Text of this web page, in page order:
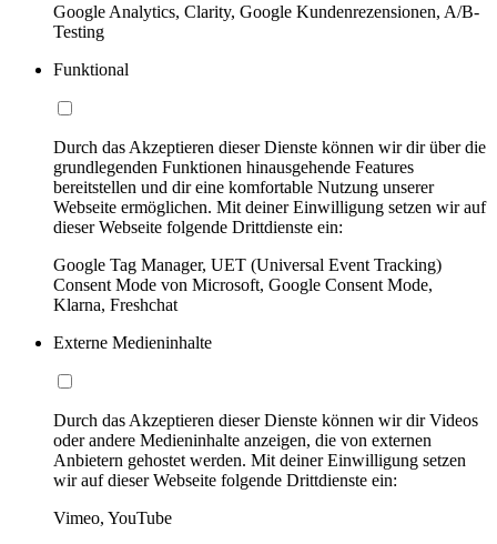
Google Analytics, Clarity, Google Kundenrezensionen, A/B-
Testing
Funktional
Durch das Akzeptieren dieser Dienste können wir dir über die
grundlegenden Funktionen hinausgehende Features
bereitstellen und dir eine komfortable Nutzung unserer
Webseite ermöglichen. Mit deiner Einwilligung setzen wir auf
dieser Webseite folgende Drittdienste ein:
Google Tag Manager, UET (Universal Event Tracking)
Consent Mode von Microsoft, Google Consent Mode,
Klarna, Freshchat
Externe Medieninhalte
Durch das Akzeptieren dieser Dienste können wir dir Videos
oder andere Medieninhalte anzeigen, die von externen
Anbietern gehostet werden. Mit deiner Einwilligung setzen
wir auf dieser Webseite folgende Drittdienste ein:
Vimeo, YouTube